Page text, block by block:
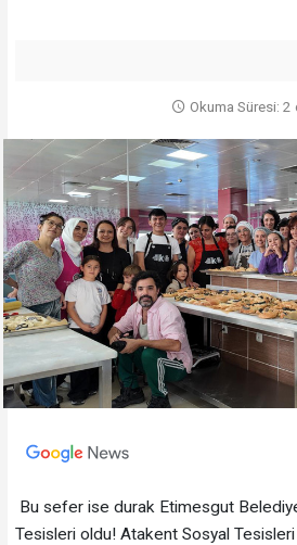
Okuma Süresi: 2
Bu sefer ise durak Etimesgut
Tesisleri oldu! Atakent Sosyal